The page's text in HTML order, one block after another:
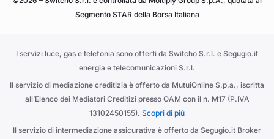
Segmento STAR della Borsa Italiana
I servizi luce, gas e telefonia sono offerti da Switcho S.r.l. e Segugio.it
energia e telecomunicazioni S.r.l.
Il servizio di mediazione creditizia è offerto da MutuiOnline S.p.a., iscritta
all’Elenco dei Mediatori Creditizi presso OAM con il n. M17 (P.IVA
13102450155). Scopri di più
Il servizio di intermediazione assicurativa è offerto da Segugio.it Broker